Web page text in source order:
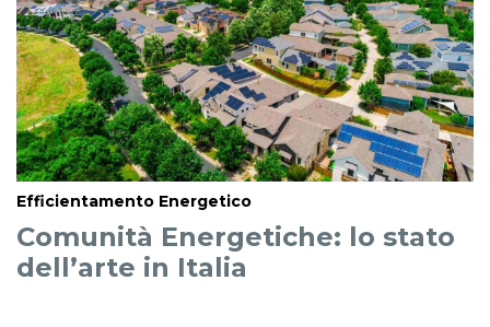
Efficientamento Energetico
Comunità Energetiche: lo stato
dell’arte in Italia